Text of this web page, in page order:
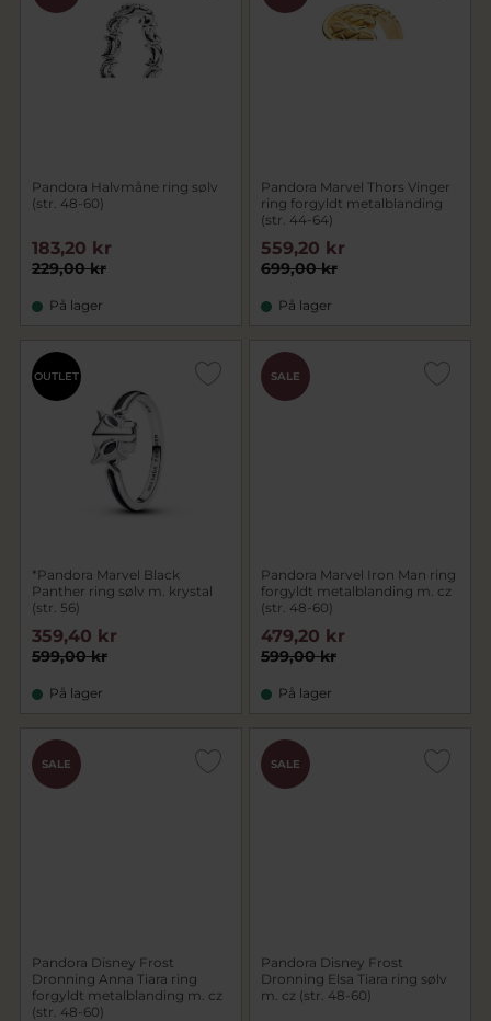
Pandora Halvmåne ring sølv
(str. 48-60)
229,00 kr
183,20 kr
På lager
Pandora Marvel Thors Vinger
ring forgyldt metalblanding
(str. 44-64)
699,00 kr
559,20 kr
På lager
OUTLET
*Pandora Marvel Black
Panther ring sølv m. krystal
(str. 56)
599,00 kr
359,40 kr
På lager
SALE
Pandora Marvel Iron Man ring
forgyldt metalblanding m. cz
(str. 48-60)
599,00 kr
479,20 kr
På lager
SALE
Pandora Disney Frost
Dronning Anna Tiara ring
forgyldt metalblanding m. cz
(str. 48-60)
SALE
Pandora Disney Frost
Dronning Elsa Tiara ring sølv
m. cz (str. 48-60)